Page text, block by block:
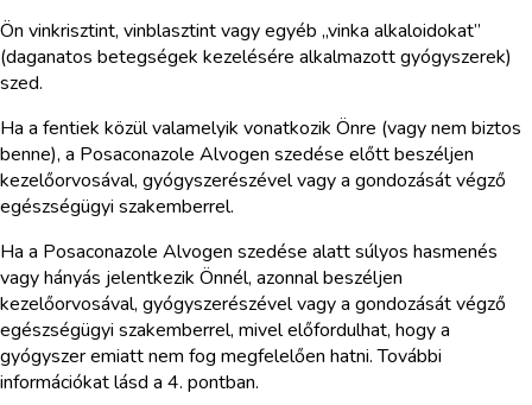
Ön vinkrisztint, vinblasztint vagy egyéb „vinka alkaloidokat”
(daganatos betegségek kezelésére alkalmazott gyógyszerek)
szed.
Ha a fentiek közül valamelyik vonatkozik Önre (vagy nem biztos
benne), a Posaconazole Alvogen szedése előtt beszéljen
kezelőorvosával, gyógyszerészével vagy a gondozását végző
egészségügyi szakemberrel.
Ha a Posaconazole Alvogen szedése alatt súlyos hasmenés
vagy hányás jelentkezik Önnél, azonnal beszéljen
kezelőorvosával, gyógyszerészével vagy a gondozását végző
egészségügyi szakemberrel, mivel előfordulhat, hogy a
gyógyszer emiatt nem fog megfelelően hatni. További
információkat lásd a 4. pontban.